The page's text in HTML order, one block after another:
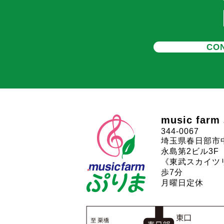
music farm
344-0067
埼玉県春日部市
永島第2ビル3F
《東武スカイ
歩7分
月曜日定休